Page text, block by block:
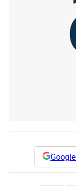
Google